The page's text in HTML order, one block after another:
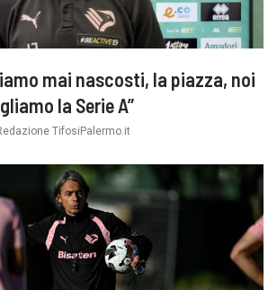
mai nascosti, la piazza, noi
la Serie A”
TifosiPalermo.it